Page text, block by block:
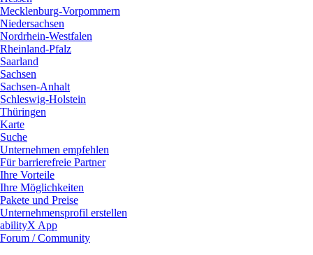
Mecklenburg-Vorpommern
Niedersachsen
Nordrhein-Westfalen
Rheinland-Pfalz
Saarland
Sachsen
Sachsen-Anhalt
Schleswig-Holstein
Thüringen
Karte
Suche
Unternehmen empfehlen
Für barrierefreie Partner
Ihre Vorteile
Ihre Möglichkeiten
Pakete und Preise
Unternehmensprofil erstellen
abilityX App
Forum / Community